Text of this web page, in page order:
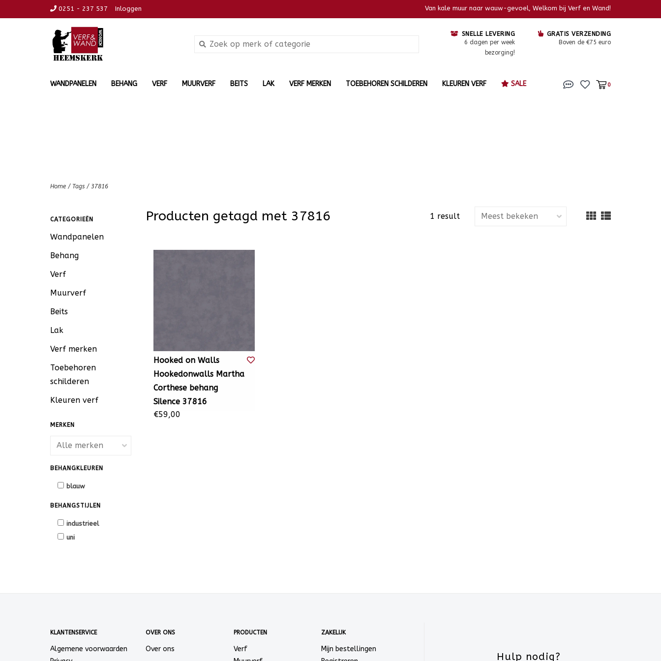
0251 - 237 537 Inloggen Van kale muur naar wauw-gevoel, Welkom bij Verf en Wand!
SNELLE LEVERING
6 dagen per week
bezorging!
GRATIS VERZENDING
Boven de €75 euro
WANDPANELEN BEHANG VERF MUURVERF BEITS LAK VERF MERKEN TOEBEHOREN SCHILDEREN KLEUREN VERF SALE 0
Home / Tags / 37816
CATEGORIEËN
Wandpanelen
Behang
Verf
Muurverf
Beits
Lak
Verf merken
Toebehoren
schilderen
Kleuren verf
MERKEN
BEHANGKLEUREN
blauw
BEHANGSTIJLEN
industrieel
uni
Producten getagd met 37816 1 result
Hooked on Walls
Hookedonwalls Martha
Corthese behang
Silence 37816
€59,00
KLANTENSERVICE
Algemene voorwaarden
OVER ONS
Over ons
PRODUCTEN
Verf
ZAKELIJK
Mijn bestellingen
Hulp nodig?